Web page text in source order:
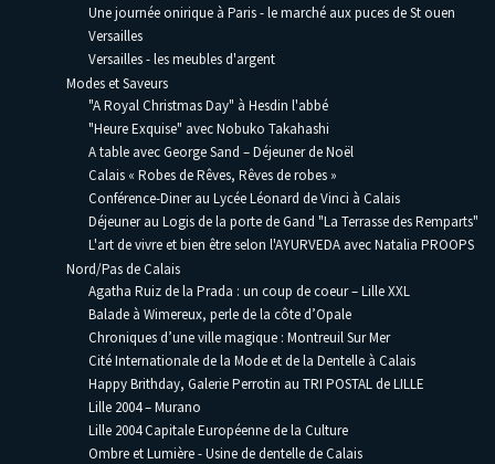
Une journée onirique à Paris - le marché aux puces de St ouen
Versailles
Versailles - les meubles d'argent
Modes et Saveurs
"A Royal Christmas Day" à Hesdin l'abbé
"Heure Exquise" avec Nobuko Takahashi
A table avec George Sand – Déjeuner de Noël
Calais « Robes de Rêves, Rêves de robes »
Conférence-Diner au Lycée Léonard de Vinci à Calais
Déjeuner au Logis de la porte de Gand "La Terrasse des Remparts"
L'art de vivre et bien être selon l'AYURVEDA avec Natalia PROOPS
Nord/Pas de Calais
Agatha Ruiz de la Prada : un coup de coeur – Lille XXL
Balade à Wimereux, perle de la côte d’Opale
Chroniques d’une ville magique : Montreuil Sur Mer
Cité Internationale de la Mode et de la Dentelle à Calais
Happy Brithday, Galerie Perrotin au TRI POSTAL de LILLE
Lille 2004 – Murano
Lille 2004 Capitale Européenne de la Culture
Ombre et Lumière - Usine de dentelle de Calais